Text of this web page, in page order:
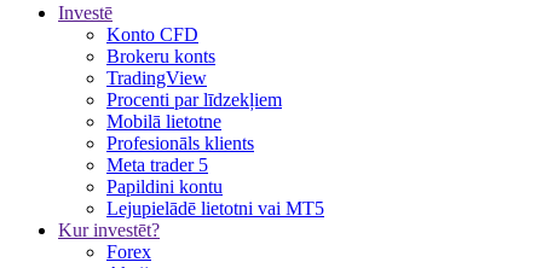
Investē
Konto CFD
Brokeru konts
TradingView
Procenti par līdzekļiem
Mobilā lietotne
Profesionāls klients
Meta trader 5
Papildini kontu
Lejupielādē lietotni vai MT5
Kur investēt?
Forex